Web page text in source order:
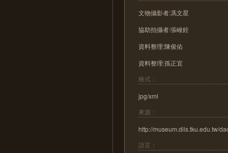
文物攝影者:馮文星
協助拍攝者:張峻銓
資料整理:陳俊佑
資料整理:孫正宜
格式：
jpg/xml
來源：
http://museum.dils.tku.edu.tw/
語言：